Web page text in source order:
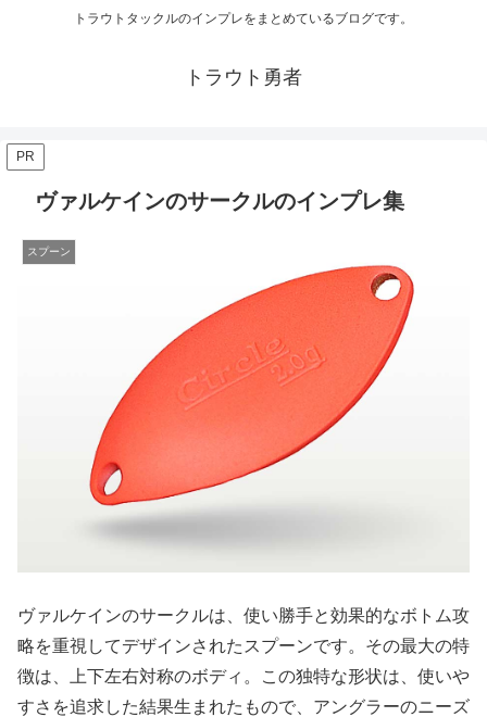
トラウトタックルのインプレをまとめているブログです。
トラウト勇者
PR
ヴァルケインのサークルのインプレ集
スプーン
ヴァルケインのサークルは、使い勝手と効果的なボトム攻
略を重視してデザインされたスプーンです。その最大の特
徴は、上下左右対称のボディ。この独特な形状は、使いや
すさを追求した結果生まれたもので、アングラーのニーズ